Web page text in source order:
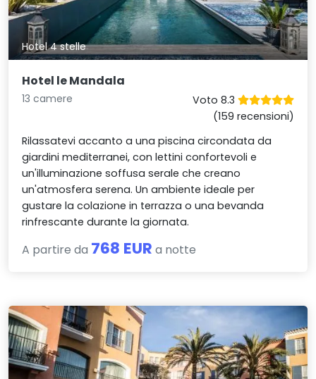
Hotel 4 stelle
Hotel le Mandala
13 camere
Voto 8.3
(159 recensioni)
Rilassatevi accanto a una piscina circondata da
giardini mediterranei, con lettini confortevoli e
un'illuminazione soffusa serale che creano
un'atmosfera serena. Un ambiente ideale per
gustare la colazione in terrazza o una bevanda
rinfrescante durante la giornata.
A partire da 768 EUR a notte